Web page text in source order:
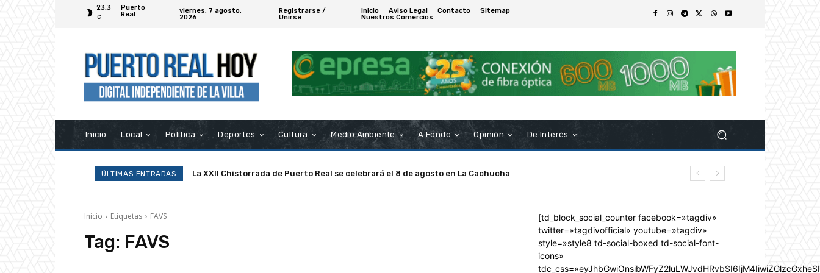
23.3
C
Puerto
Real
viernes, 7 agosto,
2026
Registrarse /
Unirse
Inicio Aviso Legal Contacto
Sitemap
Nuestros Comercios
Inicio Local Política Deportes Cultura Medio Ambiente A Fondo Opinión De Interés
ÚLTIMAS ENTRADAS La XXII Chistorrada de Puerto Real se celebrará el 8 de agosto en La Cachucha
Inicio Etiquetas FAVS
Tag: FAVS
[td_block_social_counter facebook=»tagdiv»
twitter=»tagdivofficial» youtube=»tagdiv»
style=»style8 td-social-boxed td-social-font-
icons»